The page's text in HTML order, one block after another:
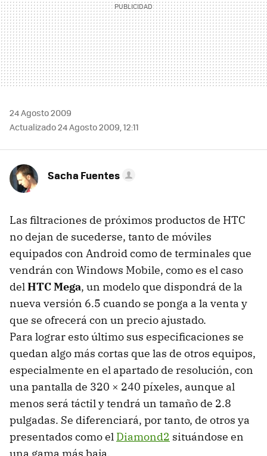
24 Agosto 2009
Actualizado 24 Agosto 2009, 12:11
Sacha Fuentes
Las filtraciones de próximos productos de HTC
no dejan de sucederse, tanto de móviles
equipados con Android como de terminales que
vendrán con Windows Mobile, como es el caso
delHTCMega, un modelo que dispondrá de la
nueva versión 6.5 cuando se ponga a la venta y
que se ofrecerá con un precio ajustado.
Para lograr esto último sus especificaciones se
quedan algo más cortas que las de otros equipos,
especialmente en el apartado de resolución, con
una pantalla de 320 × 240 píxeles, aunque al
menos será táctil y tendrá un tamaño de 2.8
pulgadas. Se diferenciará, por tanto, de otros ya
presentados como el Diamond2 situándose en